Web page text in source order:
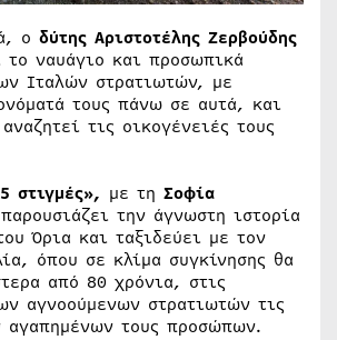
ο δύτης Αριστοτέλης Ζερβούδης
το ναυάγιο και προσωπικά
Ιταλών στρατιωτών, με
τους πάνω σε αυτά, και
τις οικογένειές τους
στιγμές», με τη Σοφία
την άγνωστη ιστορία
Όρια και ταξιδεύει με τον
όπου σε κλίμα συγκίνησης θα
από 80 χρόνια, στις
αγνοούμενων στρατιωτών τις
αγαπημένων τους προσώπων.